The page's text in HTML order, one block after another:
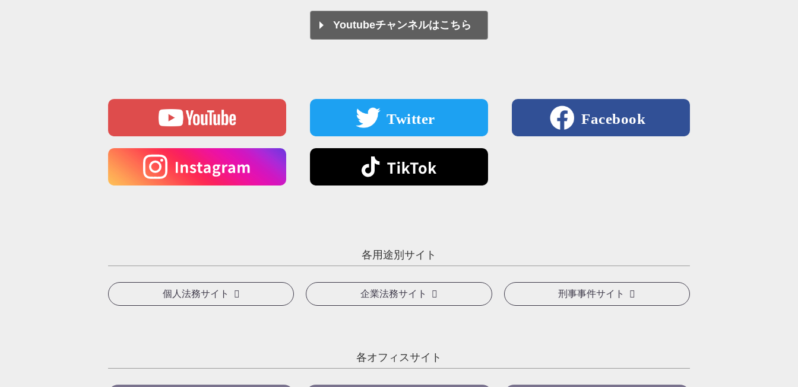
Youtubeチャンネルはこちら
各用途別サイト
個人法務サイト 企業法務サイト 刑事事件サイト
各オフィスサイト